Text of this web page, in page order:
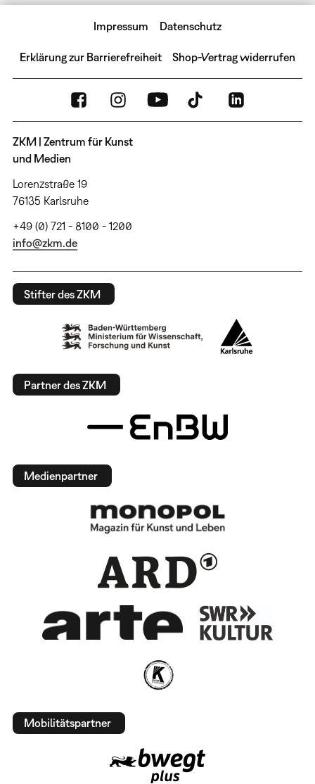
Impressum Datenschutz
Erklärung zur Barrierefreiheit Shop-Vertrag widerrufen
ZKM | Zentrum für Kunst
und Medien
Lorenzstraße 19
76135 Karlsruhe
+49 (0) 721 - 8100 - 1200
info@zkm.de
Stifter des ZKM
Partner des ZKM
Medienpartner
Mobilitätspartner